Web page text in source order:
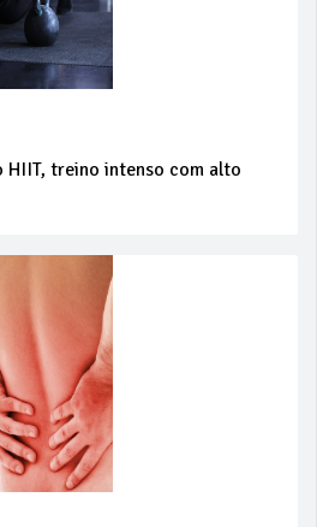
HIIT, treino intenso com alto